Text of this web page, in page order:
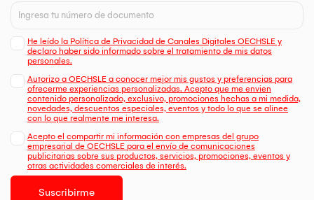
He leído la Política de Privacidad de Canales Digitales OECHSLE y
declaro haber sido informado sobre el tratamiento de mis datos
personales.
Autorizo a OECHSLE a conocer mejor mis gustos y preferencias para
ofrecerme experiencias personalizadas. Acepto que me envien
contenido personalizado, exclusivo, promociones hechas a mi medida,
novedades, descuentos especiales, eventos y todo lo que se alinee
con lo que realmente me interesa.
Acepto el compartir mi información con empresas del grupo
empresarial de OECHSLE para el envío de comunicaciones
publicitarias sobre sus productos, servicios, promociones, eventos y
otras actividades comerciales de interés.
Suscribirme